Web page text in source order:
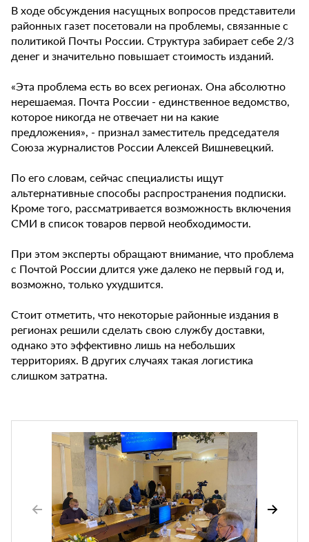
В ходе обсуждения насущных вопросов представители
районных газет посетовали на проблемы, связанные с
политикой Почты России. Структура забирает себе 2/3
денег и значительно повышает стоимость изданий.
«Эта проблема есть во всех регионах. Она абсолютно
нерешаемая. Почта России - единственное ведомство,
которое никогда не отвечает ни на какие
предложения», - признал заместитель председателя
Союза журналистов России Алексей Вишневецкий.
По его словам, сейчас специалисты ищут
альтернативные способы распространения подписки.
Кроме того, рассматривается возможность включения
СМИ в список товаров первой необходимости.
При этом эксперты обращают внимание, что проблема
с Почтой России длится уже далеко не первый год и,
возможно, только ухудшится.
Стоит отметить, что некоторые районные издания в
регионах решили сделать свою службу доставки,
однако это эффективно лишь на небольших
территориях. В других случаях такая логистика
слишком затратна.